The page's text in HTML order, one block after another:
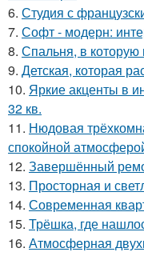
6. Студия с
7. Софт - модерн:
8. Спальня, в которую
9. Детская, которая
10. Яркие акценты в
32 кв.
11. Нюдовая
спокойной
12. Завершённый
13. Просторная и
14. Современная
15. Трёшка, где
16. Атмосферная